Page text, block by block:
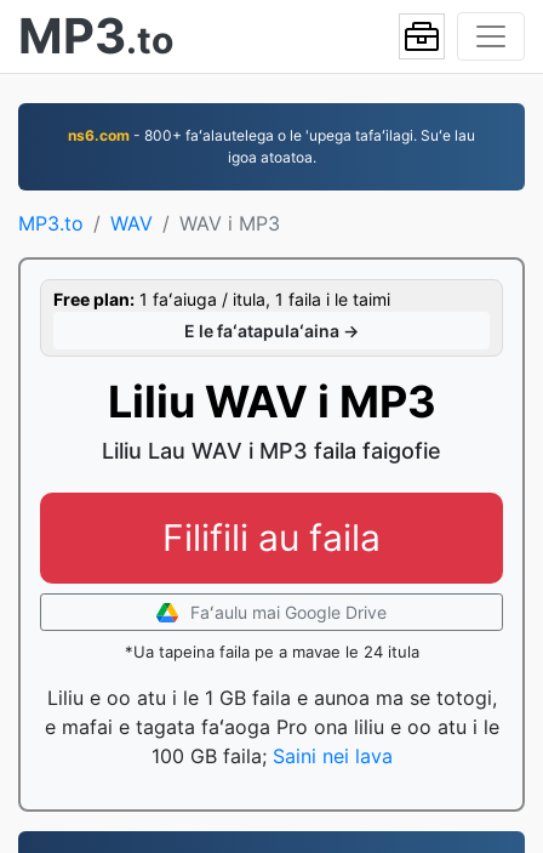
MP3.to
ns6.com - 800+ faʻalautelega o le 'upega tafaʻilagi. Suʻe lau
igoa atoatoa.
MP3.to WAV WAV i MP3
Free plan: 1 faʻaiuga / itula, 1 faila i le taimi
E le faʻatapulaʻaina →
Liliu WAV i MP3
Liliu Lau WAV i MP3 faila faigofie
Filifili au faila
Faʻaulu mai Google Drive
*Ua tapeina faila pe a mavae le 24 itula
Liliu e oo atu i le 1 GB faila e aunoa ma se totogi,
e mafai e tagata faʻaoga Pro ona liliu e oo atu i le
100 GB faila; Saini nei lava